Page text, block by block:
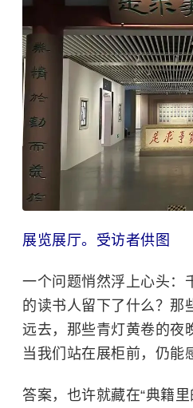
展览展厅。受访者供图
一个问题悄然浮上心头：
的读书人留下了什么？那
远去，那些青灯黄卷的夜
当我们站在展柜前，仍能
答案，也许就藏在“典籍里